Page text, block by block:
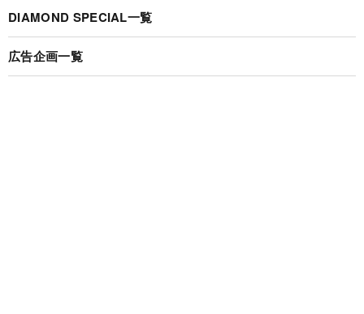
DIAMOND SPECIAL一覧
広告企画一覧